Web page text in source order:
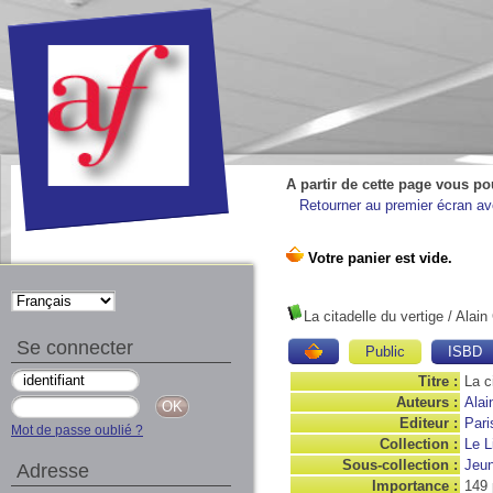
A partir de cette page vous
Retourner au premier écran
La citadelle du vertige / Alain
Public
ISBD
Titre : La
Auteurs :
Editeur :
Collection : Le
Sous-collection :
Importance : 149
Se connecter
Mot de passe oublié ?
Adresse